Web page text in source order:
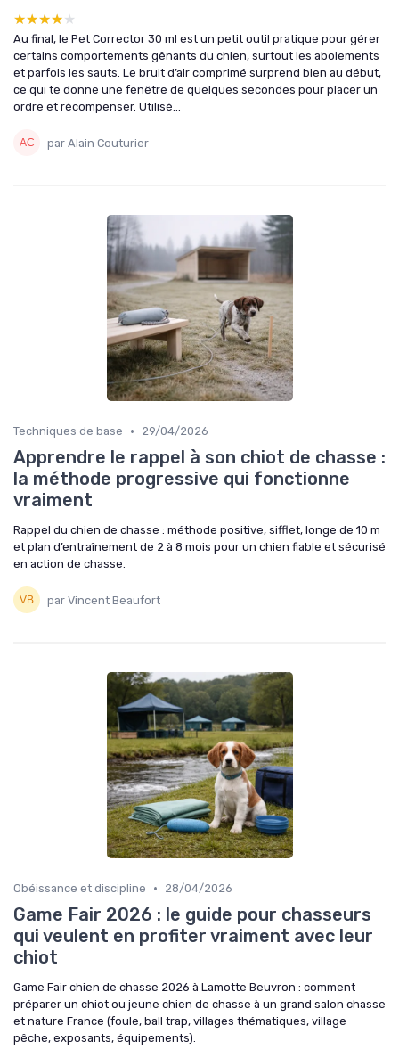
★★★★★
★★★★★
Au final, le Pet Corrector 30 ml est un petit outil pratique pour gérer
certains comportements gênants du chien, surtout les aboiements
et parfois les sauts. Le bruit d’air comprimé surprend bien au début,
ce qui te donne une fenêtre de quelques secondes pour placer un
ordre et récompenser. Utilisé...
par Alain Couturier
Techniques de base • 29/04/2026
Apprendre le rappel à son chiot de chasse :
la méthode progressive qui fonctionne
vraiment
Rappel du chien de chasse : méthode positive, sifflet, longe de 10 m
et plan d’entraînement de 2 à 8 mois pour un chien fiable et sécurisé
en action de chasse.
par Vincent Beaufort
Obéissance et discipline • 28/04/2026
Game Fair 2026 : le guide pour chasseurs
qui veulent en profiter vraiment avec leur
chiot
Game Fair chien de chasse 2026 à Lamotte Beuvron : comment
préparer un chiot ou jeune chien de chasse à un grand salon chasse
et nature France (foule, ball trap, villages thématiques, village
pêche, exposants, équipements).